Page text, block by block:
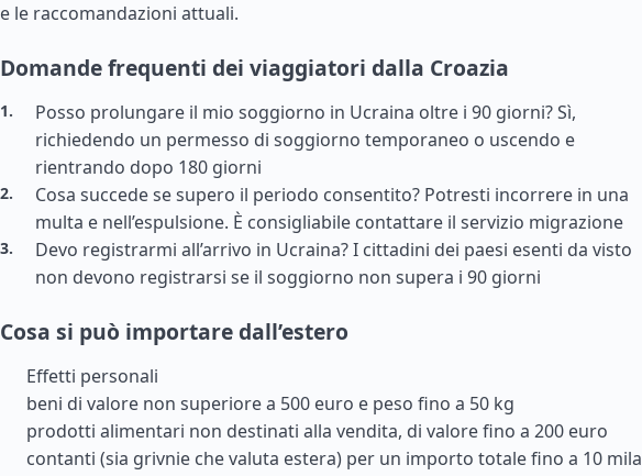
e le raccomandazioni attuali.
Domande frequenti dei viaggiatori dalla Croazia
Posso prolungare il mio soggiorno in Ucraina oltre i 90 giorni? Sì,
richiedendo un permesso di soggiorno temporaneo o uscendo e
rientrando dopo 180 giorni
Cosa succede se supero il periodo consentito? Potresti incorrere in una
multa e nell’espulsione. È consigliabile contattare il servizio migrazione
Devo registrarmi all’arrivo in Ucraina? I cittadini dei paesi esenti da visto
non devono registrarsi se il soggiorno non supera i 90 giorni
Cosa si può importare dall’estero
Effetti personali
beni di valore non superiore a 500 euro e peso fino a 50 kg
prodotti alimentari non destinati alla vendita, di valore fino a 200 euro
contanti (sia grivnie che valuta estera) per un importo totale fino a 10 mila